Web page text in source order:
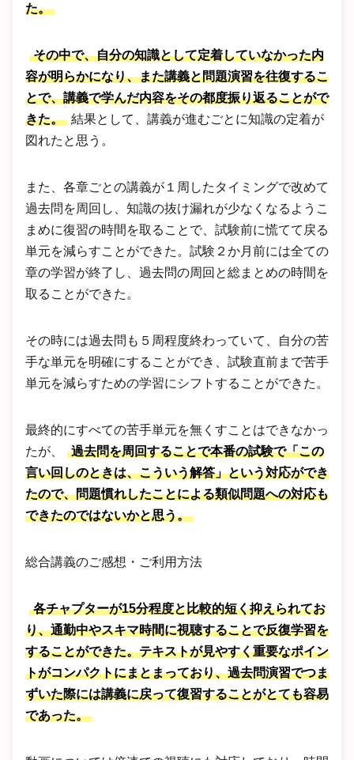
た。
その中で、自分の知識として定着していなかった内
容が明らかになり、また講義と問題演習を往復するこ
とで、講義で学んだ内容をその都度振り返ることがで
きた。 結果として、講義が進むごとに知識の定着が
図れたと思う。
また、各章ごとの講義が１周したタイミングで改めて
過去問を周回し、知識の抜け漏れが少なくなるようこ
まめに復習の時間を取ることで、試験前に慌てて戻る
単元を減らすことができた。試験２か月前には全ての
章の学習が終了し、過去問の周回と総まとめの時間を
取ることができた。
その時には過去問も５周程度終わっていて、自分の苦
手な単元を明確にすることができ、試験直前まで苦手
単元を減らすための学習にシフトすることができた。
最終的にすべての苦手単元を無くすことはできなかっ
たが、
過去問を周回することで本番の試験で「この
言い回しのときは、こういう解答」という対応ができ
たので、問題慣れしたことによる類似問題への対応も
できたのではないかと思う。
総合講義のご感想・ご利用方法
各チャプターが15分程度と比較的短く抑えられてお
り、通勤中やスキマ時間に視聴することで反復学習を
することができた。テキストが見やすく重要なポイン
トがコンパクトにまとまっており、過去問演習でつま
ずいた際には講義に戻って復習することがとても容易
であった。